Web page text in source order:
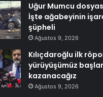
Uğur Mumcu
İşte ağabeyinin
şüpheli
Ağustos 9, 2026
Kılıçdaroğlu ilk
yürüyüşümüz
kazanacağız
Ağustos 9, 2026